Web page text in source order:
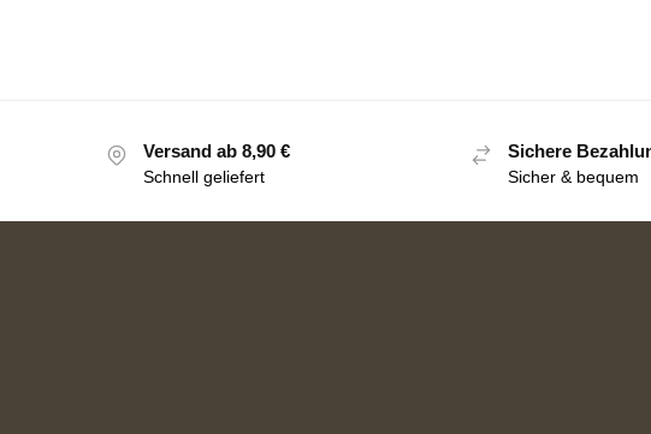
Versand ab 8,90 €
Schnell geliefert
Sichere
Sicher & bequem